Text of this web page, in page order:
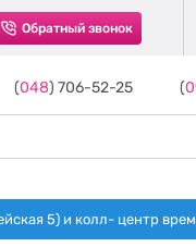
Обратный звонок
(048) 706-52-25 (
5) и колл- центр